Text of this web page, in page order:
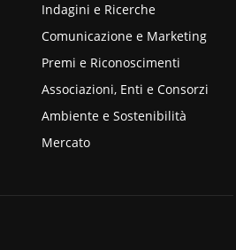
Indagini e Ricerche
Comunicazione e Marketing
Premi e Riconoscimenti
Associazioni, Enti e Consorzi
Ambiente e Sostenibilità
Mercato